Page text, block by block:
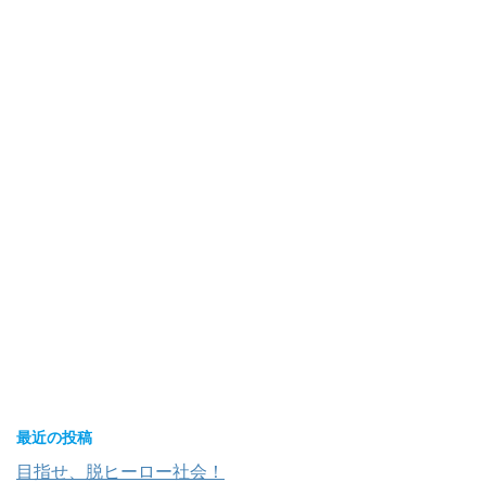
最近の投稿
目指せ、脱ヒーロー社会！